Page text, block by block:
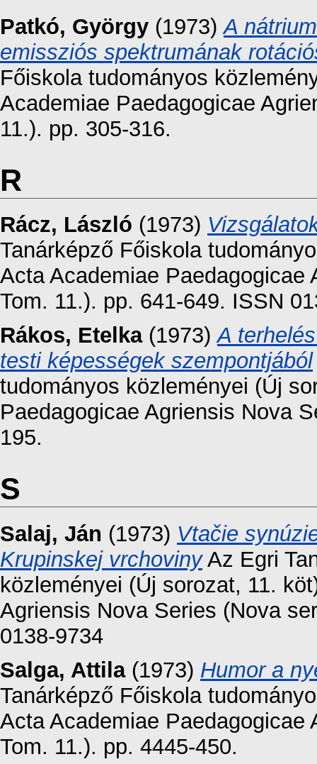
Patkó, György (1973)A
emissziós spektrumának
Főiskola tudományos
Academiae Paedagogicae
11.). pp. 305-316.
R
Rácz, László (1973)
Tanárképző Főiskola
Acta Academiae
Tom. 11.). pp. 641-649. ISSN
Rákos, Etelka(1973)A
testi képességek szempontjából
tudományos közleményei (Új
Paedagogicae Agriensis Nova
195.
S
Salaj, Ján (1973) Vtačie
Krupinskej vrchovinyAz Egri
közleményei (Új sorozat, 11.
Agriensis Nova Series (Nova
0138-9734
Salga, Attila(1973) Humor a
Tanárképző Főiskola
Acta Academiae
Tom. 11.). pp. 4445-450.